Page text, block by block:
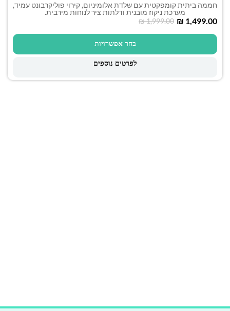
חממה ביתית קומפקטית עם שלדת אלומיניום, קירוי פוליקרבונט עמיד,
מערכת ניקוז מובנית ודלתות ציר לנוחות מירבית.
₪1,999.00 ₪ 1,499.00
בחר אפשרויות
לפרטים נוספים